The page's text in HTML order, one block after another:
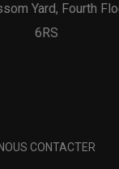
Yard, Fourth
6RS
NOUS CONTACTER